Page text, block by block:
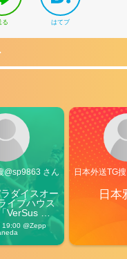
る はてブ
@sp9863 さん
ダイスオー
イブハウス
VerSus
」
@Zepp
日本外送TG
日本